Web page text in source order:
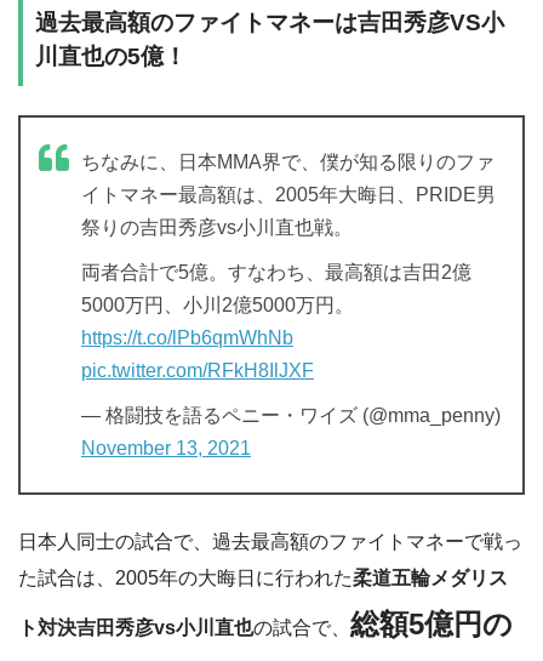
過去最高額のファイトマネーは吉田秀彦VS小
川直也の5億！
ちなみに、日本MMA界で、僕が知る限りのファ
イトマネー最高額は、2005年大晦日、PRIDE男
祭りの吉田秀彦vs小川直也戦。
両者合計で5億。すなわち、最高額は吉田2億
5000万円、小川2億5000万円。
https://t.co/lPb6qmWhNb
pic.twitter.com/RFkH8IlJXF
— 格闘技を語るペニー・ワイズ (@mma_penny)
November 13, 2021
日本人同士の試合で、過去最高額のファイトマネーで戦っ
た試合は、2005年の大晦日に行われた柔道五輪メダリス
ト対決吉田秀彦vs小川直也の試合で、 総額5億円の